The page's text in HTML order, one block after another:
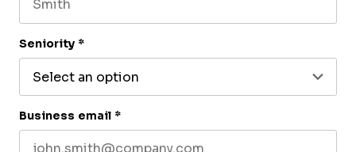
Seniority *
Business email *